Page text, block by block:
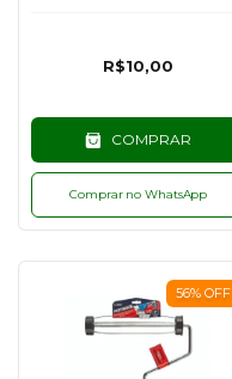
R$10,00
COMPRAR
Comprar no WhatsApp
56% OFF